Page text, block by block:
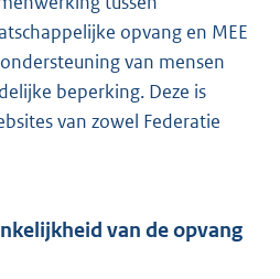
opvang en MEE
van mensen
beperking. Deze is
van zowel Federatie
van de opvang